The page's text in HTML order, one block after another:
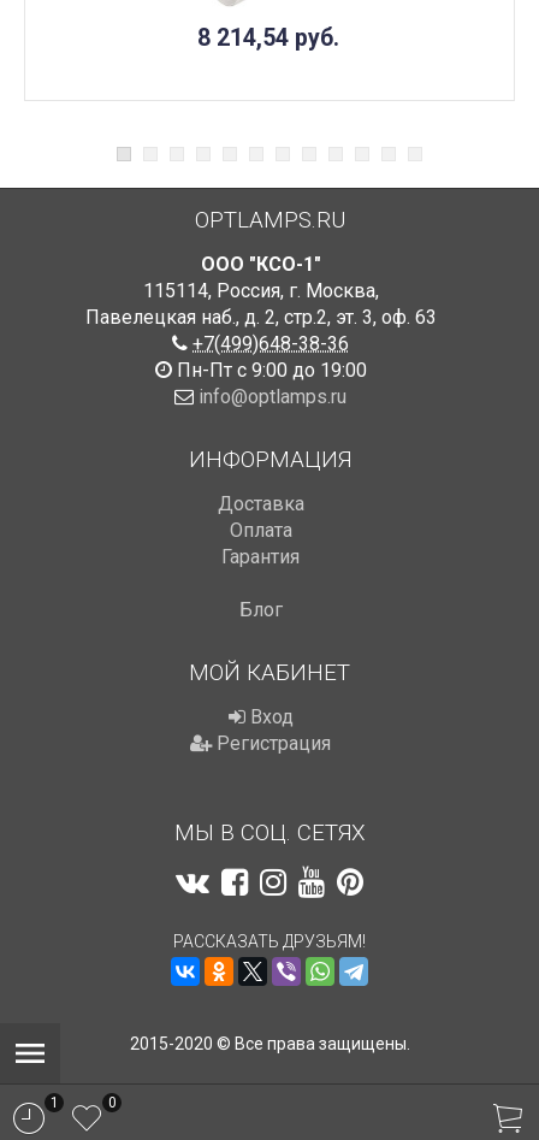
8 214,54 руб.
OPTLAMPS.RU
ООО "КСО-1"
115114, Россия, г. Москва,
Павелецкая наб., д. 2, стр.2, эт. 3, оф. 63
+7(499)648-38-36
Пн-Пт с 9:00 до 19:00
info@optlamps.ru
ИНФОРМАЦИЯ
Доставка
Оплата
Гарантия
Блог
МОЙ КАБИНЕТ
Вход
Регистрация
МЫ В СОЦ. СЕТЯХ
РАССКАЗАТЬ ДРУЗЬЯМ!
2015-2020 © Все права защищены.
1 0